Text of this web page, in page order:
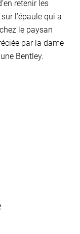
retenir les
l’épaule qui a
le paysan
par la dame
Bentley.